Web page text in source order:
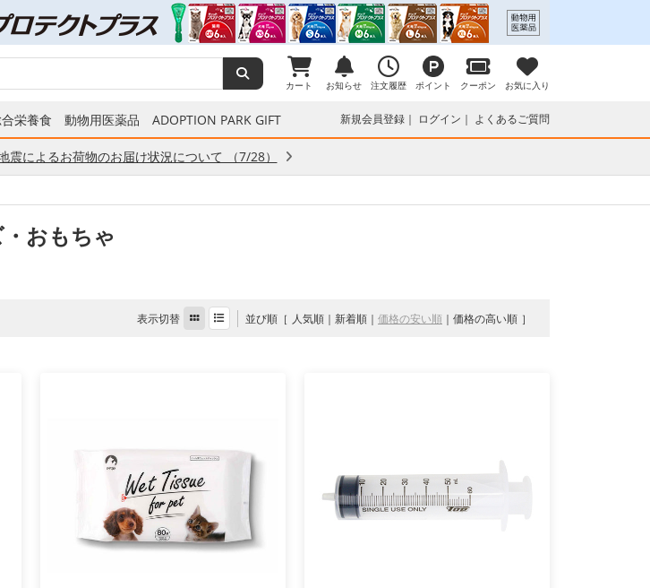
カート お知らせ 注文履歴 ポイント クーポン お気に入り
栄養食 動物用医薬品 ADOPTION PARK GIFT 新規会員登録 ログイン よくあるご質問
震によるお荷物のお届け状況について （7/28）
おもちゃ
表示切替 並び順 人気順 新着順 価格の安い順 価格の高い順